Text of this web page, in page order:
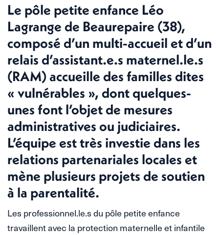
Le pôle petite enfance Léo
Lagrange de Beaurepaire (38),
composé d’un multi-accueil et d’un
relais d’assistant.e.s maternel.le.s
(RAM) accueille des familles dites
« vulnérables », dont quelques-
unes font l’objet de mesures
administratives ou judiciaires.
L’équipe est très investie dans les
relations partenariales locales et
mène plusieurs projets de soutien
à la parentalité.
Les professionnel.le.s du pôle petite enfance
travaillent avec la protection maternelle et infantile